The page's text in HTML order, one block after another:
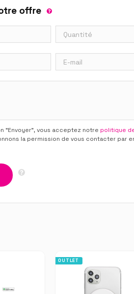
offre
“Envoyer”, vous acceptez notre politique
la permission de vous contacter par
OUTLET